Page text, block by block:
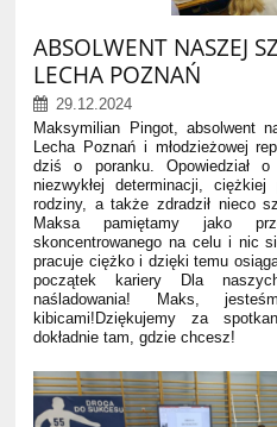
ABSOLWENT NASZEJ
LECHA POZNAŃ
29.12.2024
Maksymilian Pingot, absolwent
Lecha Poznań i młodzieżowej
dziś o poranku. Opowiedział
niezwykłej determinacji,
rodziny, a także zdradził nieco
Maksa pamiętamy jako
skoncentrowanego na celu i nic
pracuje ciężko i dzięki temu
początek kariery Dla
naśladowania! Maks,
kibicami! Dziękujemy za
dokładnie tam, gdzie chcesz!